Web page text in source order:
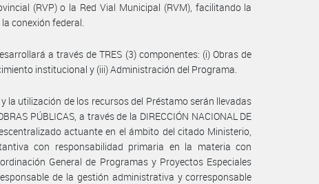
(RVP) o la Red Vial Municipal (RVM), facilitando la
conexión federal.
a través de TRES (3) componentes: (i) Obras de
institucional y (iii) Administración del Programa.
la utilización de los recursos del Préstamo serán llevadas
PÚBLICAS, a través de la DIRECCIÓN NACIONAL DE
actuante en el ámbito del citado Ministerio,
con responsabilidad primaria en la materia con
General de Programas y Proyectos Especiales
de la gestión administrativa y corresponsable